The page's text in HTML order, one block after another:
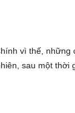
vì thế,
sau một